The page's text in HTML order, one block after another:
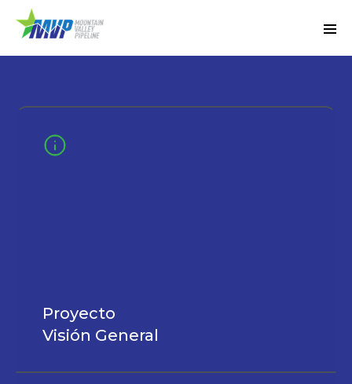
Proyecto
Visión General